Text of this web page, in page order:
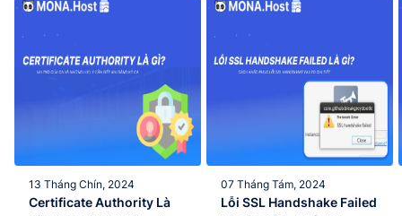
13 Tháng Chín, 2024
Certificate Authority Là
07 Tháng Tám, 2024
Lỗi SSL Handshake Failed